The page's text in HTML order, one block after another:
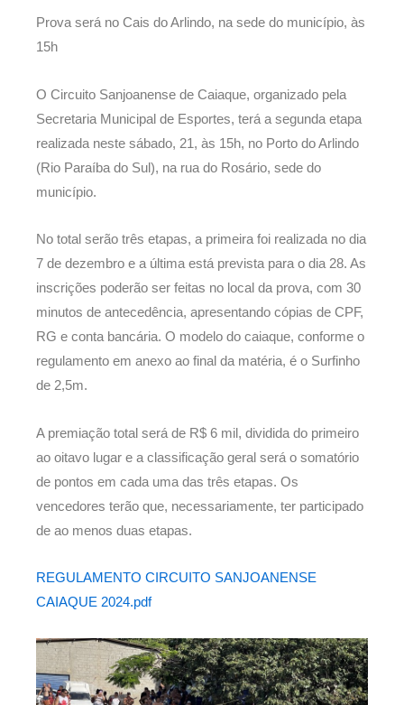
Prova será no Cais do Arlindo, na sede do município, às
15h
O Circuito Sanjoanense de Caiaque, organizado pela
Secretaria Municipal de Esportes, terá a segunda etapa
realizada neste sábado, 21, às 15h, no Porto do Arlindo
(Rio Paraíba do Sul), na rua do Rosário, sede do
município.
No total serão três etapas, a primeira foi realizada no dia
7 de dezembro e a última está prevista para o dia 28. As
inscrições poderão ser feitas no local da prova, com 30
minutos de antecedência, apresentando cópias de CPF,
RG e conta bancária. O modelo do caiaque, conforme o
regulamento em anexo ao final da matéria, é o Surfinho
de 2,5m.
A premiação total será de R$ 6 mil, dividida do primeiro
ao oitavo lugar e a classificação geral será o somatório
de pontos em cada uma das três etapas. Os
vencedores terão que, necessariamente, ter participado
de ao menos duas etapas.
REGULAMENTO CIRCUITO SANJOANENSE
CAIAQUE 2024.pdf